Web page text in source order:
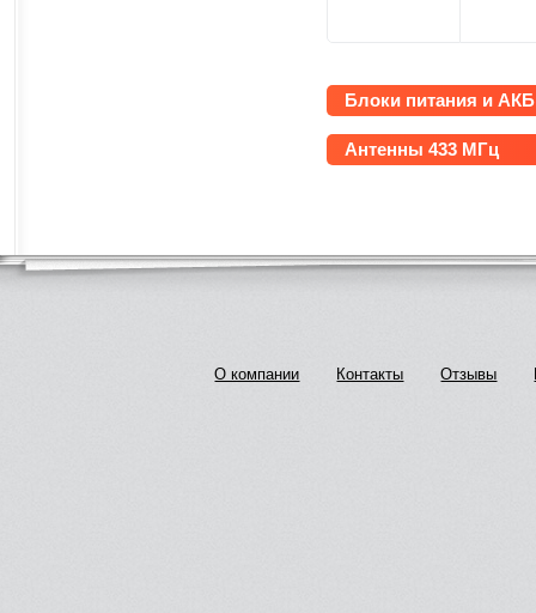
Блоки питания и АКБ
Антенны 433 МГц
О компании Контакты Отзывы